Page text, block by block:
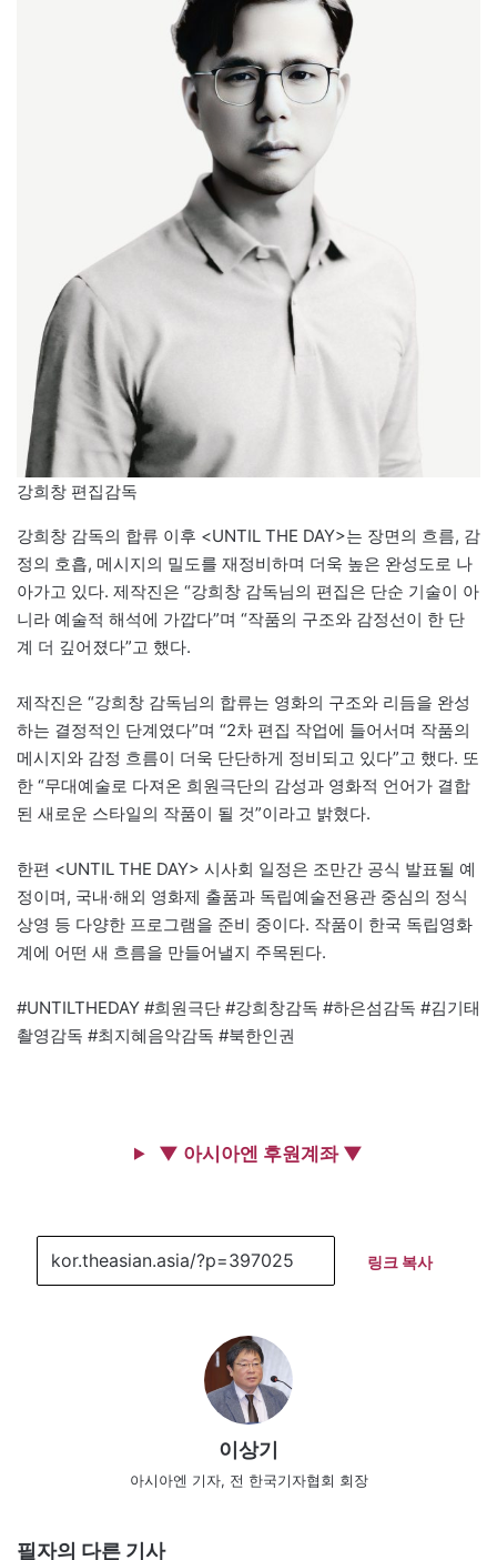
강희창 편집감독
강희창 감독의 합류 이후 <UNTIL THE DAY>는 장면의 흐름, 감
정의 호흡, 메시지의 밀도를 재정비하며 더욱 높은 완성도로 나
아가고 있다. 제작진은 “강희창 감독님의 편집은 단순 기술이 아
니라 예술적 해석에 가깝다”며 “작품의 구조와 감정선이 한 단
계 더 깊어졌다”고 했다.
제작진은 “강희창 감독님의 합류는 영화의 구조와 리듬을 완성
하는 결정적인 단계였다”며 “2차 편집 작업에 들어서며 작품의
메시지와 감정 흐름이 더욱 단단하게 정비되고 있다”고 했다. 또
한 “무대예술로 다져온 희원극단의 감성과 영화적 언어가 결합
된 새로운 스타일의 작품이 될 것”이라고 밝혔다.
한편 <UNTIL THE DAY> 시사회 일정은 조만간 공식 발표될 예
정이며, 국내·해외 영화제 출품과 독립예술전용관 중심의 정식
상영 등 다양한 프로그램을 준비 중이다. 작품이 한국 독립영화
계에 어떤 새 흐름을 만들어낼지 주목된다.
#UNTILTHEDAY #희원극단 #강희창감독 #하은섬감독 #김기태
촬영감독 #최지혜음악감독 #북한인권
▼ 아시아엔 후원계좌 ▼
링크 복사
이상기
아시아엔 기자, 전 한국기자협회 회장
필자의 다른 기사